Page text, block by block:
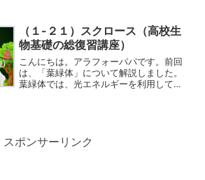
とがわかりました。特に膵臓からはさま
ざまな酵素が分泌され、今...
（１-２１）スクロース（高校生
物基礎の総復習講座）
こんにちは。アラフォーパパです。前回
は、「葉緑体」について解説しました。
葉緑体では、光エネルギーを利用して、
スポンサーリンク